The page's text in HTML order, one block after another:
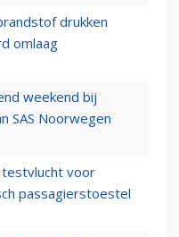
drukken
omlaag
weekend bij
SAS Noorwegen
voor
passagierstoestel